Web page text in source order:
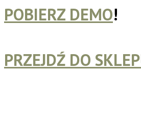
POBIERZ DEMO!
PRZEJDŹ DO